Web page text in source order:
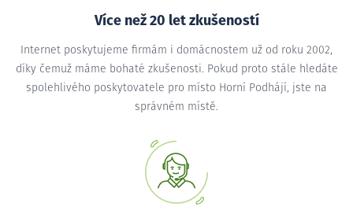
Více než 20 let zkušeností
Internet poskytujeme firmám i domácnostem už od roku 2002,
díky čemuž máme bohaté zkušenosti. Pokud proto stále hledáte
spolehlivého poskytovatele pro místo Horní Podhájí, jste na
správném místě.